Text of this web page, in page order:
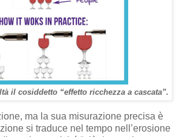
il cosiddetto “effetto ricchezza a cascata”.
ma la sua misurazione precisa è
si traduce nel tempo nell’erosione